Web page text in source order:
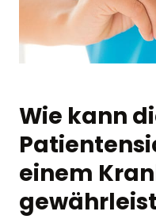
Wie kann
einem